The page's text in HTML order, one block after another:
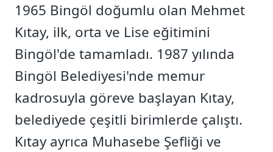
1965 Bingöl doğumlu olan Mehmet
Kıtay, ilk, orta ve Lise eğitimini
Bingöl'de tamamladı. 1987 yılında
Bingöl Belediyesi'nde memur
kadrosuyla göreve başlayan Kıtay,
belediyede çeşitli birimlerde çalıştı.
Kıtay ayrıca Muhasebe Şefliği ve